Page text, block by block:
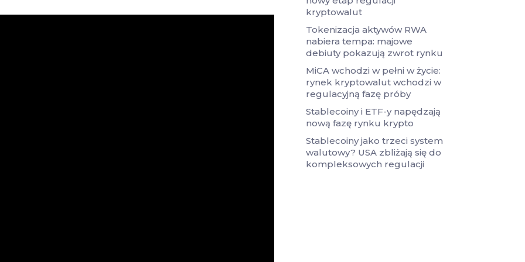
kryptowalut
Tokenizacja aktywów RWA
nabiera tempa: majowe
debiuty pokazują zwrot rynku
MiCA wchodzi w pełni w życie:
rynek kryptowalut wchodzi w
regulacyjną fazę próby
Stablecoiny i ETF-y napędzają
nową fazę rynku krypto
Stablecoiny jako trzeci system
walutowy? USA zbliżają się do
kompleksowych regulacji